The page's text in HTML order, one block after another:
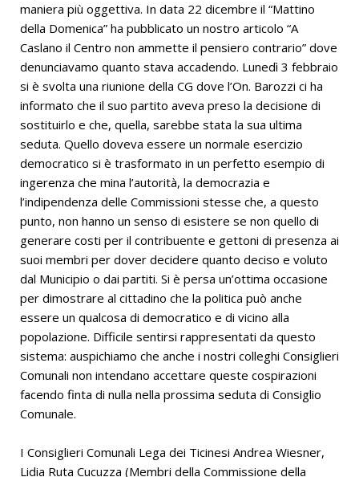
maniera più oggettiva. In data 22 dicembre il “Mattino
della Domenica” ha pubblicato un nostro articolo “A
Caslano il Centro non ammette il pensiero contrario” dove
denunciavamo quanto stava accadendo. Lunedì 3 febbraio
si è svolta una riunione della CG dove l’On. Barozzi ci ha
informato che il suo partito aveva preso la decisione di
sostituirlo e che, quella, sarebbe stata la sua ultima
seduta. Quello doveva essere un normale esercizio
democratico si è trasformato in un perfetto esempio di
ingerenza che mina l’autorità, la democrazia e
l’indipendenza delle Commissioni stesse che, a questo
punto, non hanno un senso di esistere se non quello di
generare costi per il contribuente e gettoni di presenza ai
suoi membri per dover decidere quanto deciso e voluto
dal Municipio o dai partiti. Si è persa un’ottima occasione
per dimostrare al cittadino che la politica può anche
essere un qualcosa di democratico e di vicino alla
popolazione. Difficile sentirsi rappresentati da questo
sistema: auspichiamo che anche i nostri colleghi Consiglieri
Comunali non intendano accettare queste cospirazioni
facendo finta di nulla nella prossima seduta di Consiglio
Comunale.
I Consiglieri Comunali Lega dei Ticinesi Andrea Wiesner,
Lidia Ruta Cucuzza (Membri della Commissione della